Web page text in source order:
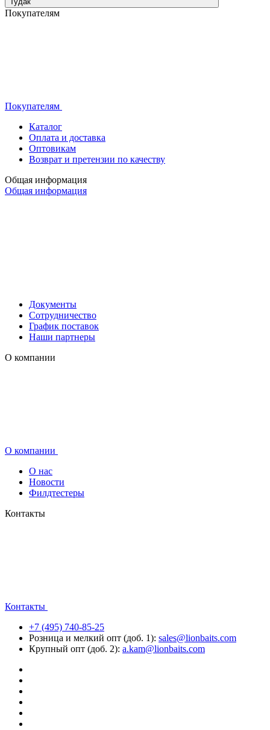
Покупателям
Покупателям
Каталог
Оплата и доставка
Оптовикам
Возврат и претензии по качеству
Общая информация
Общая информация
Документы
Сотрудничество
График поставок
Наши партнеры
О компании
О компании
О нас
Новости
Филдтестеры
Контакты
Контакты
+7 (495) 740-85-25
Розница и мелкий опт (доб. 1): sales@lionbaits.com
Крупный опт (доб. 2): a.kam@lionbaits.com